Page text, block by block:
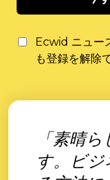
Ecwid ニュー
も登録を解除
「素晴
す。ビ